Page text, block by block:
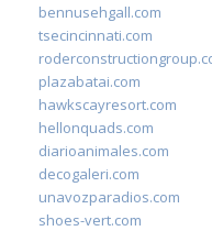
bennusehgall.com
tsecincinnati.com
plazabatai.com
hawkscayresort.com
hellonquads.com
diarioanimales.com
decogaleri.com
unavozparadios.com
shoes-vert.com